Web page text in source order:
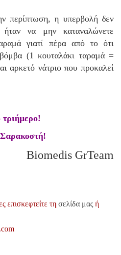
περίπτωση, η υπερβολή δεν
να μην καταναλώνετε
γιατί πέρα από το ότι
βόμβα (1 κουταλάκι ταραμά =
αρκετό νάτριο που προκαλεί
Biomedis GrTeam
επισκεφτείτε τη σελίδα μας ή